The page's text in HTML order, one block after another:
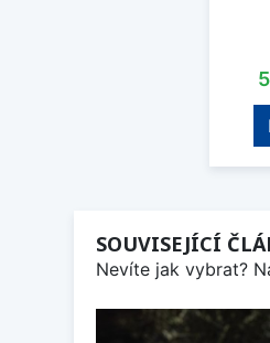
SOUVISEJÍCÍ
Nevíte jak vybrat?